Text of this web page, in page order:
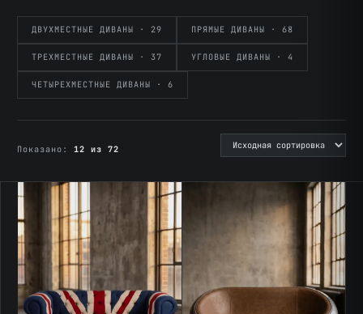
ДВУХМЕСТНЫЕ ДИВАНЫ · 29 ПРЯМЫЕ ДИВАНЫ · 68
ТРЕХМЕСТНЫЕ ДИВАНЫ · 37 УГЛОВЫЕ ДИВАНЫ · 4
ЧЕТЫРЕХМЕСТНЫЕ ДИВАНЫ · 6
Показано:12 из 72